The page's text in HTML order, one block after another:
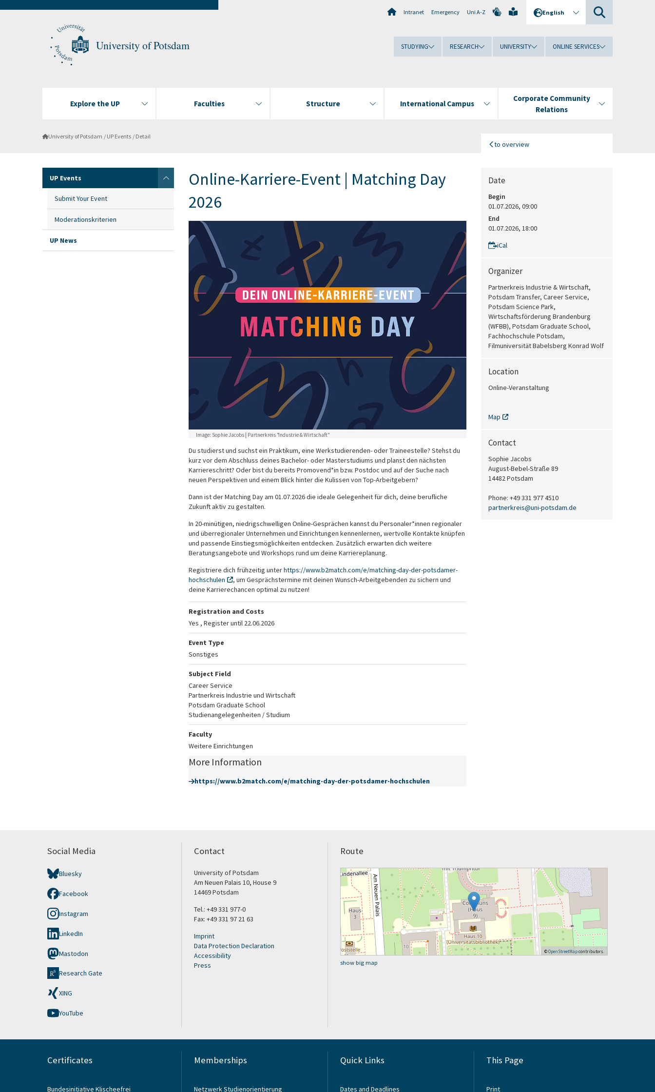
University of Potsdam
Intranet Emergency Uni A-Z English
STUDYING RESEARCH UNIVERSITY ONLINE SERVICES
Explore the UP Faculties Structure International Campus
Corporate Community
Relations
University of Potsdam UP Events Detail
UP Events
Submit Your Event
Moderationskriterien
UP News
Online-Karriere-Event | Matching Day
2026
Image: Sophie Jacobs | Partnerkreis "Industrie & Wirtschaft"
Du studierst und suchst ein Praktikum, eine Werkstudierenden- oder Traineestelle? Stehst du
kurz vor dem Abschluss deines Bachelor- oder Masterstudiums und planst den nächsten
Karriereschritt? Oder bist du bereits Promovend*in bzw. Postdoc und auf der Suche nach
neuen Perspektiven und einem Blick hinter die Kulissen von Top-Arbeitgebern?
Dann ist der Matching Day am 01.07.2026 die ideale Gelegenheit für dich, deine berufliche
Zukunft aktiv zu gestalten.
In 20-minütigen, niedrigschwelligen Online-Gesprächen kannst du Personaler*innen regionaler
und überregionaler Unternehmen und Einrichtungen kennenlernen, wertvolle Kontakte knüpfen
und passende Einstiegsmöglichkeiten entdecken. Zusätzlich erwarten dich weitere
Beratungsangebote und Workshops rund um deine Karriereplanung.
Registriere dich frühzeitig unterhttps://www.b2match.com/e/matching-day-der-potsdamer-
hochschulen
, um Gesprächstermine mit deinen Wunsch-Arbeitgebenden zu sichern und
deine Karrierechancen optimal zu nutzen!
Registration and Costs
Yes , Register until 22.06.2026
Event Type
Sonstiges
Subject Field
Career Service
Partnerkreis Industrie und Wirtschaft
Potsdam Graduate School
Studienangelegenheiten / Studium
Faculty
Weitere Einrichtungen
More Information
https://www.b2match.com/e/matching-day-der-potsdamer-hochschulen
to overview
Date
Begin
01.07.2026, 09:00
End
01.07.2026, 18:00
iCal
Organizer
Partnerkreis Industrie & Wirtschaft,
Potsdam Transfer, Career Service,
Potsdam Science Park,
Wirtschaftsförderung Brandenburg
(WFBB), Potsdam Graduate School,
Fachhochschule Potsdam,
Filmuniversität Babelsberg Konrad Wolf
Location
Online-Veranstaltung
Map
Contact
Sophie Jacobs
August-Bebel-Straße 89
14482 Potsdam
Phone: +49 331 977 4510
partnerkreis@uni-potsdam.de
Social Media
Bluesky
Facebook
Instagram
LinkedIn
Mastodon
Research Gate
XING
YouTube
Contact
University of Potsdam
Am Neuen Palais 10, House 9
14469 Potsdam
Tel.: +49 331 977-0
Fax: +49 331 97 21 63
Imprint
Data Protection Declaration
Accessibility
Press
Route
©OpenStreetMapcontributors.
show big map
Certificates
Bundesinitiative Klischeefrei
Memberships
Netzwerk Studienorientierung
Quick Links
Dates and Deadlines
This Page
Print